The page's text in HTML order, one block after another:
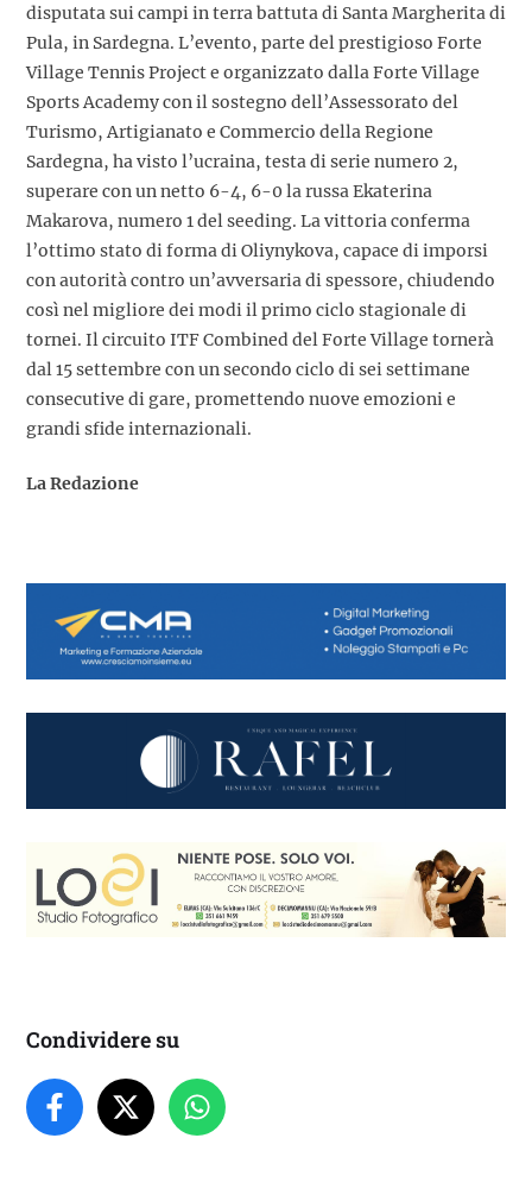
disputata sui campi in terra battuta di Santa Margherita di
Pula, in Sardegna. L’evento, parte del prestigioso Forte
Village Tennis Project e organizzato dalla Forte Village
Sports Academy con il sostegno dell’Assessorato del
Turismo, Artigianato e Commercio della Regione
Sardegna, ha visto l’ucraina, testa di serie numero 2,
superare con un netto 6-4, 6-0 la russa Ekaterina
Makarova, numero 1 del seeding. La vittoria conferma
l’ottimo stato di forma di Oliynykova, capace di imporsi
con autorità contro un’avversaria di spessore, chiudendo
così nel migliore dei modi il primo ciclo stagionale di
tornei. Il circuito ITF Combined del Forte Village tornerà
dal 15 settembre con un secondo ciclo di sei settimane
consecutive di gare, promettendo nuove emozioni e
grandi sfide internazionali.
La Redazione
Condividere su